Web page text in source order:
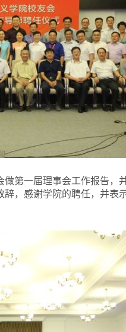
第一届理事会工作报告，
，感谢学院的聘任，并表